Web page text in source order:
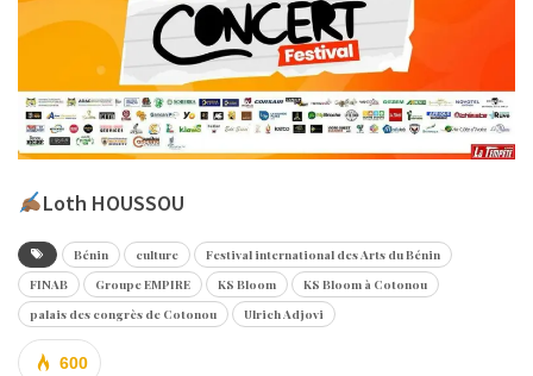
Loth HOUSSOU
Bénin culture
Festival international des Arts du Bénin
FINAB
Groupe EMPIRE KS Bloom
KS Bloom à Cotonou
palais des congrès de Cotonou
Ulrich Adjovi
600